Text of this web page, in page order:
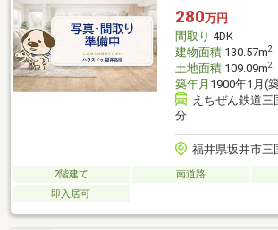
す。担当：森崎 宗平 TEL：080-6235-6021
280万円
間取り 4DK
建物面積130.57m2
土地面積109.09m2
築年月 1900年1月(
えちぜん鉄道三
分
福井県坂井市三
2階建て 南道路
即入居可